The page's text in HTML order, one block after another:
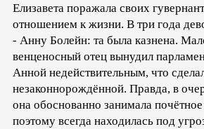
Елизавета поражала своих
отношением к жизни. В три года
- Анну Болейн: та была казнена.
венценосный отец вынудил
Анной недействительным, что
незаконнорождённой. Правда, в
она обоснованно занимала почётное
поэтому всегда находилась под